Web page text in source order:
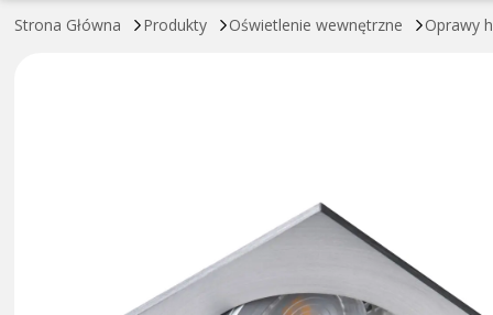
Strona Główna Produkty Oświetlenie wewnętrzne Oprawy